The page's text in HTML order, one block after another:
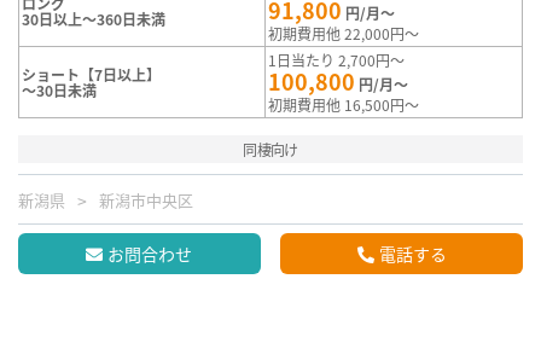
30日以上～360日未満 91,800 円/月～
初期費用他 22,000円～
ショート【7日以上】
～30日未満
1日当たり 2,700円～
100,800 円/月～
初期費用他 16,500円～
同棲向け
新潟県 新潟市中央区
お問合わせ 電話する